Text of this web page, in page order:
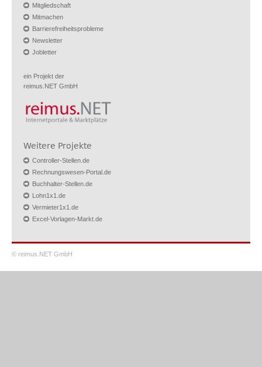
Mitgliedschaft
Mitmachen
Barrierefreiheitsprobleme
Newsletter
Jobletter
ein Projekt der
reimus.NET GmbH
Weitere Projekte
Controller-Stellen.de
Rechnungswesen-Portal.de
Buchhalter-Stellen.de
Lohn1x1.de
Vermieter1x1.de
Excel-Vorlagen-Markt.de
© reimus.NET GmbH